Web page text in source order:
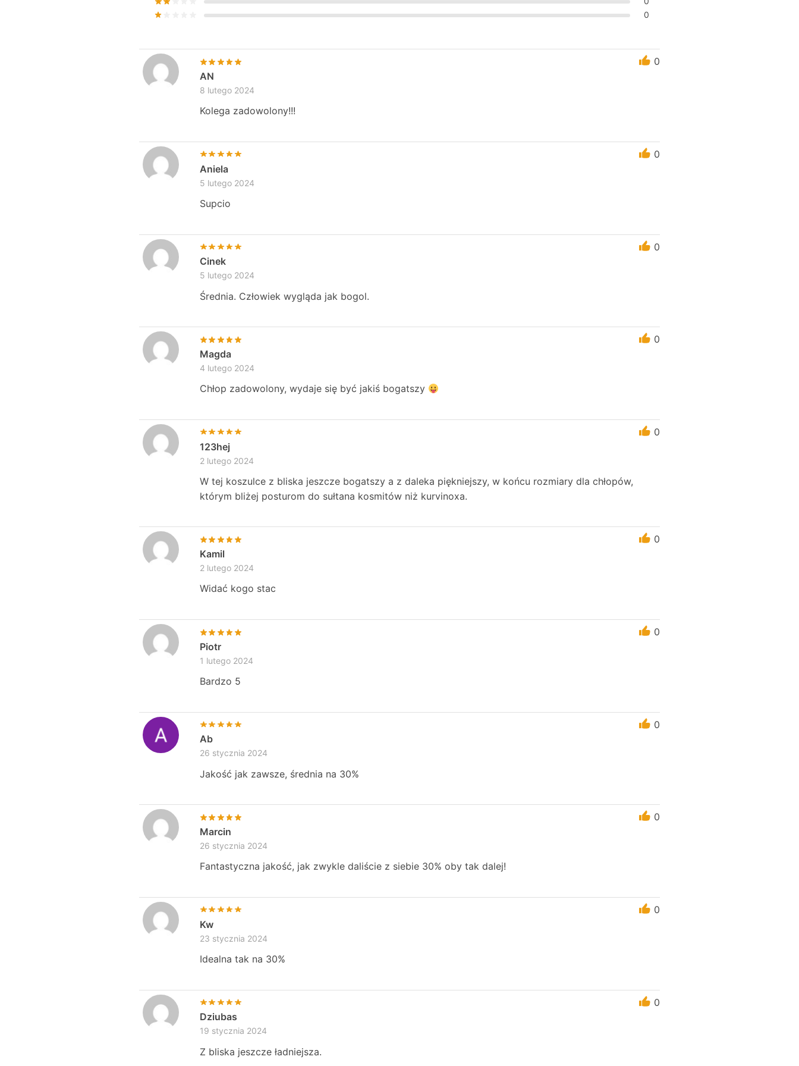
0
0
AN
8 lutego 2024
Kolega zadowolony!!!
0
Aniela
5 lutego 2024
Supcio
0
Cinek
5 lutego 2024
Średnia. Człowiek wygląda jak bogol.
0
Magda
4 lutego 2024
Chłop zadowolony, wydaje się być jakiś bogatszy
0
123hej
2 lutego 2024
W tej koszulce z bliska jeszcze bogatszy a z daleka piękniejszy, w końcu rozmiary dla chłopów,
którym bliżej posturom do sułtana kosmitów niż kurvinoxa.
0
Kamil
2 lutego 2024
Widać kogo stac
0
Piotr
1 lutego 2024
Bardzo 5
0
Ab
26 stycznia 2024
Jakość jak zawsze, średnia na 30%
0
Marcin
26 stycznia 2024
Fantastyczna jakość, jak zwykle daliście z siebie 30% oby tak dalej!
0
Kw
23 stycznia 2024
Idealna tak na 30%
0
Dziubas
19 stycznia 2024
Z bliska jeszcze ładniejsza.